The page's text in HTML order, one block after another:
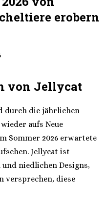
erobern
von Jellycat
durch die jährlichen
aufs Neue
Sommer 2026 erwartete
Jellycat ist
niedlichen Designs,
versprechen, diese